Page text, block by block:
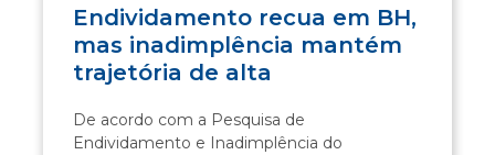
Endividamento recua em BH,
mas inadimplência mantém
trajetória de alta
De acordo com a Pesquisa de
Endividamento e Inadimplência do